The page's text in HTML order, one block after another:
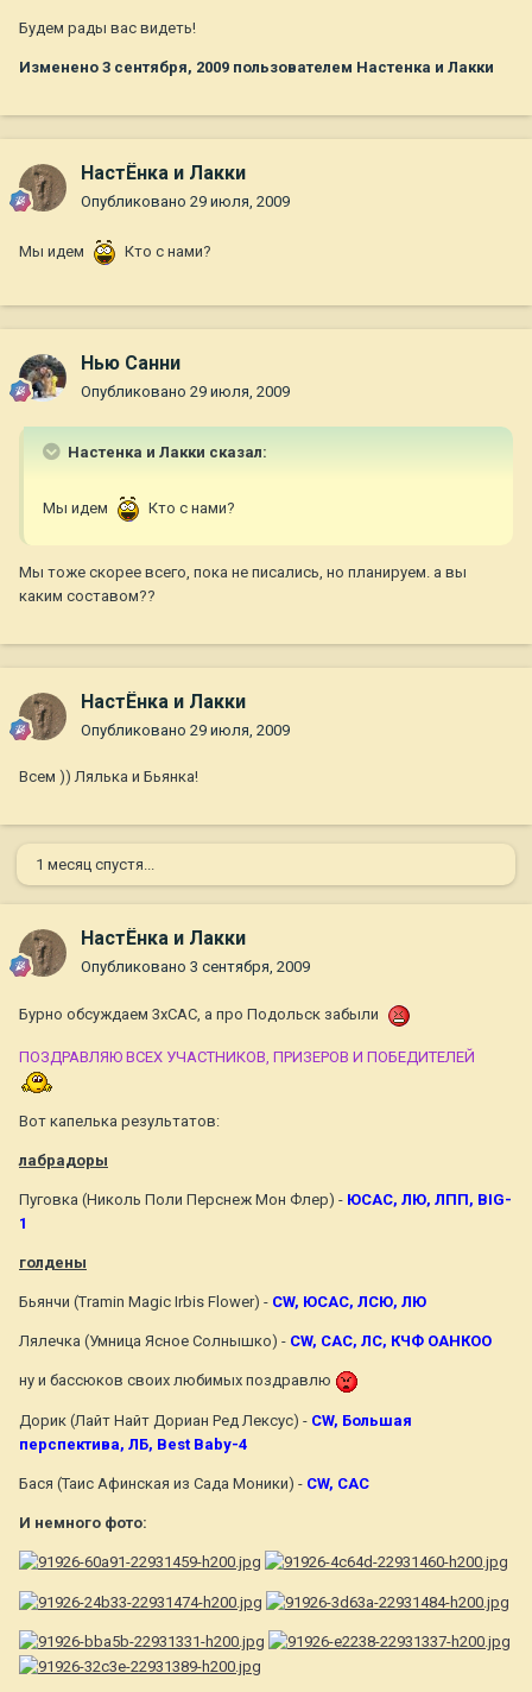
Будем рады вас видеть!
Изменено 3 сентября, 2009 пользователем Настенка и Лакки
НастЁнка и Лакки
Опубликовано 29 июля, 2009
Мы идем Кто с нами?
Нью Санни
Опубликовано 29 июля, 2009
Настенка и Лакки сказал:
Мы идем Кто с нами?
Мы тоже скорее всего, пока не писались, но планируем. а вы
каким составом??
НастЁнка и Лакки
Опубликовано 29 июля, 2009
Всем )) Лялька и Бьянка!
1 месяц спустя...
НастЁнка и Лакки
Опубликовано 3 сентября, 2009
Бурно обсуждаем 3хСАС, а про Подольск забыли
ПОЗДРАВЛЯЮ ВСЕХ УЧАСТНИКОВ, ПРИЗЕРОВ И ПОБЕДИТЕЛЕЙ
Вот капелька результатов:
лабрадоры
Пуговка (Николь Поли Перснеж Мон Флер) - ЮСАС, ЛЮ, ЛПП, BIG-
1
голдены
Бьянчи (Tramin Magic Irbis Flower) - CW, ЮСАС, ЛСЮ, ЛЮ
Лялечка (Умница Ясное Солнышко) - CW, CAC, ЛС, КЧФ ОАНКОО
ну и бассюков своих любимых поздравлю
Дорик (Лайт Найт Дориан Ред Лексус) - CW, Большая
перспектива, ЛБ, Best Baby-4
Бася (Таис Афинская из Сада Моники) - CW, CAC
И немного фото: